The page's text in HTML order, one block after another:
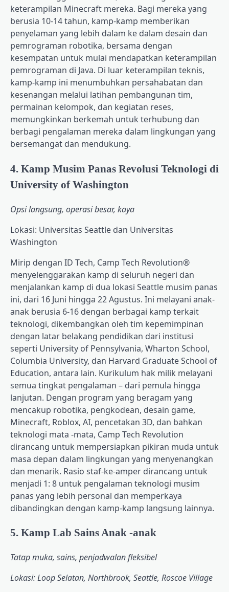
keterampilan Minecraft mereka. Bagi mereka yang
berusia 10-14 tahun, kamp-kamp memberikan
penyelaman yang lebih dalam ke dalam desain dan
pemrograman robotika, bersama dengan
kesempatan untuk mulai mendapatkan keterampilan
pemrograman di Java. Di luar keterampilan teknis,
kamp-kamp ini menumbuhkan persahabatan dan
kesenangan melalui latihan pembangunan tim,
permainan kelompok, dan kegiatan reses,
memungkinkan berkemah untuk terhubung dan
berbagi pengalaman mereka dalam lingkungan yang
bersemangat dan mendukung.
4. Kamp Musim Panas Revolusi Teknologi di
University of Washington
Opsi langsung, operasi besar, kaya
Lokasi: Universitas Seattle dan Universitas
Washington
Mirip dengan ID Tech, Camp Tech Revolution®
menyelenggarakan kamp di seluruh negeri dan
menjalankan kamp di dua lokasi Seattle musim panas
ini, dari 16 Juni hingga 22 Agustus. Ini melayani anak-
anak berusia 6-16 dengan berbagai kamp terkait
teknologi, dikembangkan oleh tim kepemimpinan
dengan latar belakang pendidikan dari institusi
seperti University of Pennsylvania, Wharton School,
Columbia University, dan Harvard Graduate School of
Education, antara lain. Kurikulum hak milik melayani
semua tingkat pengalaman – dari pemula hingga
lanjutan. Dengan program yang beragam yang
mencakup robotika, pengkodean, desain game,
Minecraft, Roblox, AI, pencetakan 3D, dan bahkan
teknologi mata -mata, Camp Tech Revolution
dirancang untuk mempersiapkan pikiran muda untuk
masa depan dalam lingkungan yang menyenangkan
dan menarik. Rasio staf-ke-amper dirancang untuk
menjadi 1: 8 untuk pengalaman teknologi musim
panas yang lebih personal dan memperkaya
dibandingkan dengan kamp-kamp langsung lainnya.
5. Kamp Lab Sains Anak -anak
Tatap muka, sains, penjadwalan fleksibel
Lokasi: Loop Selatan, Northbrook, Seattle, Roscoe Village